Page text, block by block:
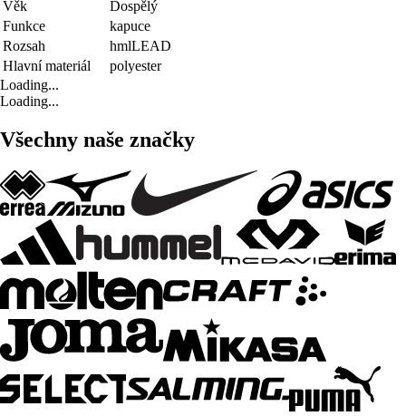
Věk
Dospělý
Funkce
kapuce
Rozsah
hmlLEAD
Hlavní materiál
polyester
Loading...
Loading...
Všechny naše značky